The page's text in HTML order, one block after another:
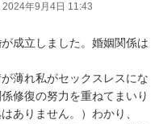
2024年9月4日 11:43
成立しました。婚姻関係は
薄れ私がセックスレスにな
修復の努力を重ねてまいり
ありません。）わかり、